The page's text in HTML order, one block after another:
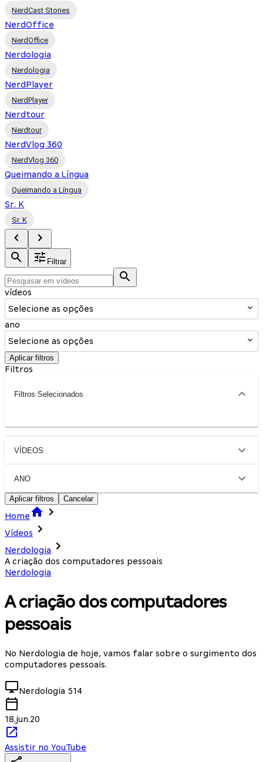
NerdCast Stories
NerdOffice
NerdOffice
Nerdologia
Nerdologia
NerdPlayer
NerdPlayer
Nerdtour
Nerdtour
NerdVlog 360
NerdVlog 360
Queimando a Língua
Queimando a Língua
Sr. K
Sr. K
Filtrar
vídeos
Selecione as opções
ano
Selecione as opções
Aplicar filtros
Filtros
Filtros Selecionados
VÍDEOS
ANO
Aplicar filtros Cancelar
Home
Vídeos
Nerdologia
A criação dos computadores pessoais
Nerdologia
A criação dos computadores
pessoais
No Nerdologia de hoje, vamos falar sobre o surgimento dos
computadores pessoais.
Nerdologia 514
18.jun.20
Assistir no YouTube